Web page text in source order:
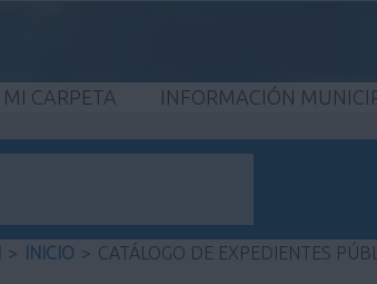
MI CARPETA INFORMACIÓN
> INICIO > CATÁLOGO DE EXPEDIENTES